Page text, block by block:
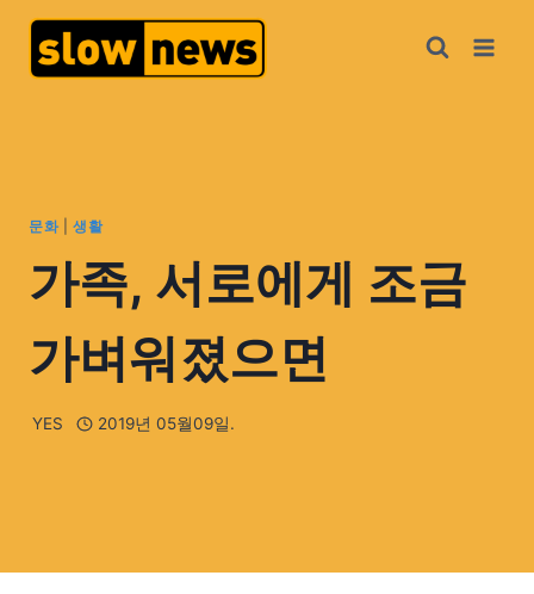
문화| 생활
가족, 서로에게 조금
가벼워졌으면
YES 2019년 05월09일.